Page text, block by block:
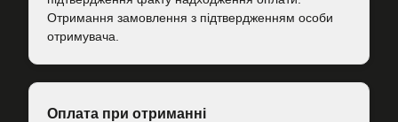
Отримання замовлення з підтвердженням особи
отримувача.
Оплата при отриманні